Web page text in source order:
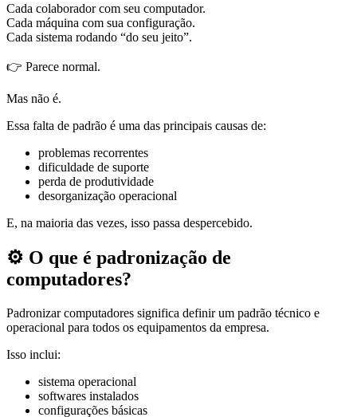
Cada colaborador com seu computador.
Cada máquina com sua configuração.
Cada sistema rodando “do seu jeito”.
👉 Parece normal.
Mas não é.
Essa falta de padrão é uma das principais causas de:
problemas recorrentes
dificuldade de suporte
perda de produtividade
desorganização operacional
E, na maioria das vezes, isso passa despercebido.
⚙️ O que é padronização de
computadores?
Padronizar computadores significa definir um padrão técnico e
operacional para todos os equipamentos da empresa.
Isso inclui:
sistema operacional
softwares instalados
configurações básicas